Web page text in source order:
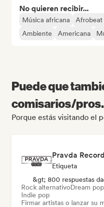
No quieren recibir...
Música africana
Ambiente
Americana
Puede que
comisarios/
Porque estás visitando el
Pravda
Etiqueta
&gt; 800 respuestas
Rock alternativoDream pop
Indie pop
Firmar artistas o lanzar su